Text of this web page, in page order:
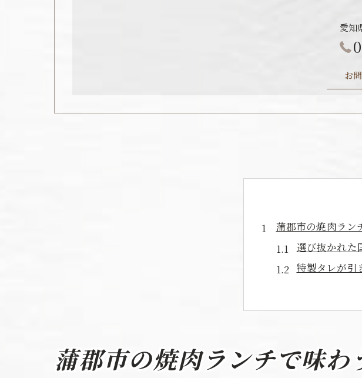
愛知
お
蒲郡市の焼肉ラン
選び抜かれた
特製タレが引
焼肉ランチ
地元で愛され
心地よい店内
特製タレと国産
蒲郡市の焼肉ランチで味わ